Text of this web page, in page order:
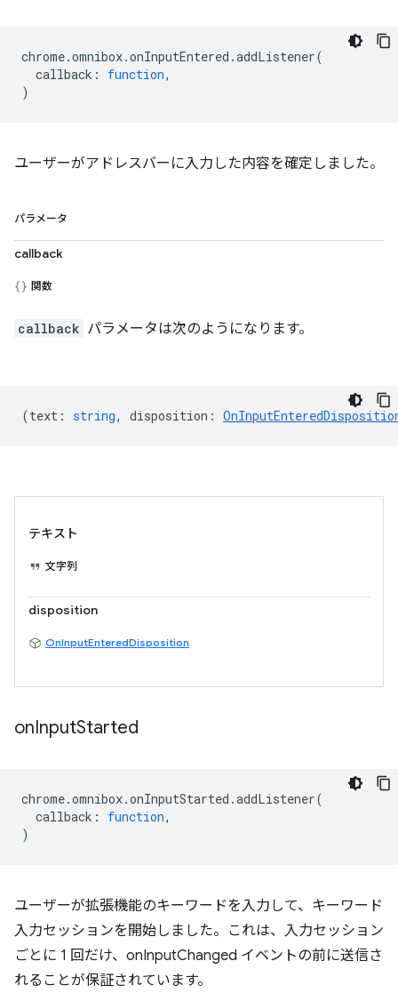
chrome.omnibox.onInputEntered .addListener(
callback : function,
)
ユーザーがアドレスバーに入力した内容を確定しました。
パラメータ
callback
関数
callback パラメータは次のようになります。
(text : string, disposition :
テキスト
文字列
disposition
OnInputEnteredDisposition
onInputStarted
chrome.omnibox.onInputStarted .addListener(
callback : function,
)
ユーザーが拡張機能のキーワードを入力して、キーワード
入力セッションを開始しました。これは、入力セッション
ごとに 1 回だけ、onInputChanged イベントの前に送信さ
れることが保証されています。